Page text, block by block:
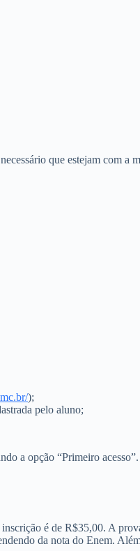
que estejam com a
);
pelo aluno;
a opção “Primeiro
é de R$35,00. A
da nota do Enem.